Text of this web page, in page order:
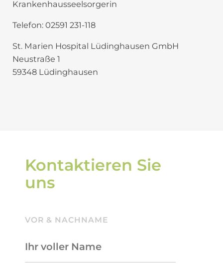
Krankenhausseelsorgerin
Telefon: 02591 231-118
St. Marien Hospital Lüdinghausen GmbH
Neustraße 1
59348 Lüdinghausen
Kontaktieren Sie
uns
VOR & NACHNAME